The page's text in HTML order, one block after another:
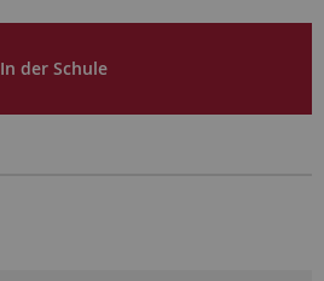
In der Schule